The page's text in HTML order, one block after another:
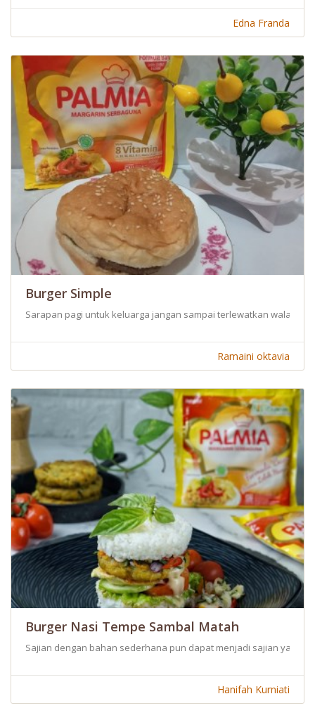
Edna Franda
Burger Simple
Sarapan pagi untuk keluarga jangan sampai terlewatkan
Ramaini oktavia
Burger Nasi Tempe Sambal Matah
Sajian dengan bahan sederhana pun dapat menjadi sajian yang
Hanifah Kurniati